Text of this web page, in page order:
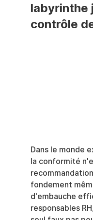
labyrinthe
contrôle
Dans le monde
la conformité
fondement
d'embauche
responsables